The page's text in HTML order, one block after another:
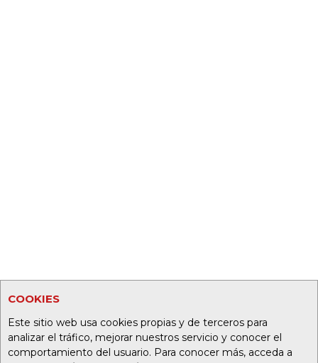
COOKIES
Este sitio web usa cookies propias y de terceros para
analizar el tráfico, mejorar nuestros servicio y conocer el
comportamiento del usuario. Para conocer más, acceda a